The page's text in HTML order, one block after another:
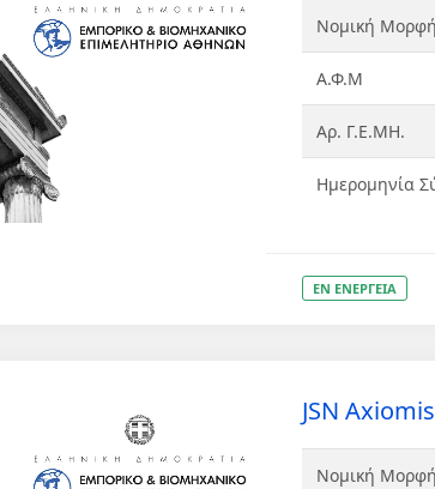
Νομική Μορφή
Α.Φ.Μ
Αρ. Γ.Ε.ΜΗ.
Ημερομηνία
ΕΝ ΕΝΕΡΓΕΙΑ
JSN
Νομική Μορφή